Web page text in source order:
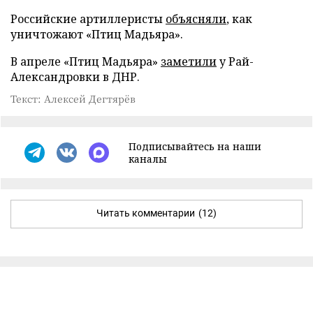
Российские артиллеристы объясняли, как
уничтожают «Птиц Мадьяра».
В апреле «Птиц Мадьяра» заметилиу Рай-
Александровки в ДНР.
Текст: Алексей Дегтярёв
Подписывайтесь на наши
каналы
Читать комментарии (12)